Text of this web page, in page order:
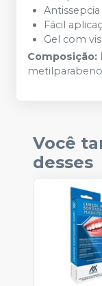
Antissepcia
Fácil
Gel com
Composição:
Você
desses